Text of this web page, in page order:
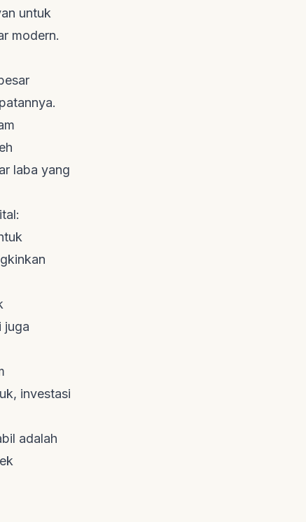
untuk
modern.
laba yang
juga
investasi
adalah